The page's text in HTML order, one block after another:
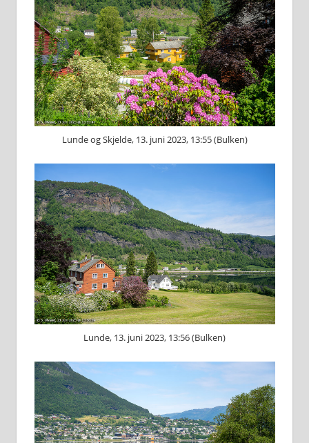
Lunde og Skjelde, 13. juni 2023, 13:55 (Bulken)
Lunde, 13. juni 2023, 13:56 (Bulken)